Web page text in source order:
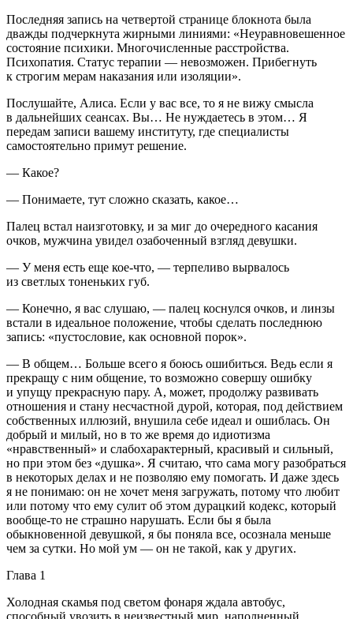
Последняя запись на четвертой странице блокнота была
дважды подчеркнута жирными линиями: «Неуравновешенное
состояние психики. Многочисленные расстройства.
Психопатия. Статус терапии — невозможен. Прибегнуть
к строгим мерам наказания или изоляции».
Послушайте, Алиса. Если у вас все, то я не вижу смысла
в дальнейших сеансах. Вы… Не нуждаетесь в этом… Я
передам записи вашему институту, где специалисты
самостоятельно примут решение.
— Какое?
— Понимаете, тут сложно сказать, какое…
Палец встал наизготовку, и за миг до очередного касания
очков, мужчина увидел озабоченный взгляд девушки.
— У меня есть еще кое-что, — терпеливо вырвалось
из светлых тоненьких губ.
— Конечно, я вас слушаю, — палец коснулся очков, и линзы
встали в идеальное положение, чтобы сделать последнюю
запись: «пустословие, как основной порок».
— В общем… Больше всего я боюсь ошибиться. Ведь если я
прекращу с ним общение, то возможно совершу ошибку
и упущу прекрасную пару. А, может, продолжу развивать
отношения и стану несчастной дурой, которая, под действием
собственных иллюзий, внушила себе идеал и ошиблась. Он
добрый и милый, но в то же время до идиотизма
«нравственный» и слабохарактерный, красивый и сильный,
но при этом без «душка». Я считаю, что сама могу разобраться
в некоторых делах и не позволяю ему помогать. И даже здесь
я не понимаю: он не хочет меня загружать, потому что любит
или потому что ему сулит об этом дурацкий кодекс, который
вообще-то не страшно нарушать. Если бы я была
обыкновенной девушкой, я бы поняла все, осознала меньше
чем за сутки. Но мой ум — он не такой, как у других.
Глава 1
Холодная скамья под светом фонаря ждала автобус,
способный увозить в неизвестный мир, наполненный